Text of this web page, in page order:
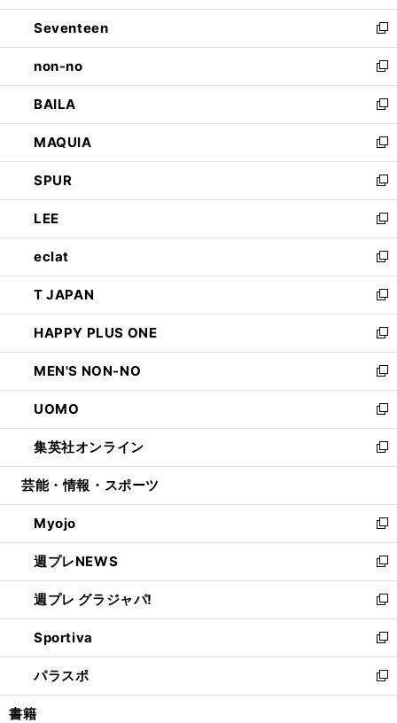
開
く
ウ
で
開
く
ン
ド
ウ
で
開
く
Seventeen
新
し
い
ウ
ィ
ン
ド
ウ
で
開
く
non-no
新
し
い
ウ
ィ
ン
ド
ウ
で
開
く
BAILA
新
し
い
ウ
ィ
ン
ド
ウ
で
開
く
MAQUIA
新
し
い
ウ
ィ
ン
ド
ウ
で
開
く
SPUR
新
し
い
ウ
ィ
ン
ド
ウ
で
開
く
LEE
新
し
い
ウ
ィ
ン
ド
ウ
で
開
く
eclat
新
し
い
ウ
ィ
ン
ド
ウ
で
開
く
T JAPAN
新
し
い
ウ
ィ
ン
ド
ウ
で
開
HAPPY PLUS ONE
新
し
い
ウ
ィ
ン
ド
ウ
開
く
MEN'S NON-NO
新
し
い
ウ
ィ
ン
ウ
で
開
く
UOMO
新
し
い
ウ
ン
ド
ウ
で
開
く
集英社オンライン
新
し
ウ
ィ
ン
ド
ウ
で
開
く
芸能・情報・スポーツ
Myojo
新
し
い
ウ
ィ
ン
ド
ウ
で
開
週プレNEWS
新
し
い
ウ
ィ
ン
ド
ウ
週プレ グラジャパ!
新
し
い
ウ
ィ
ン
Sportiva
新
し
い
ウ
パラスポ
新
し
書籍